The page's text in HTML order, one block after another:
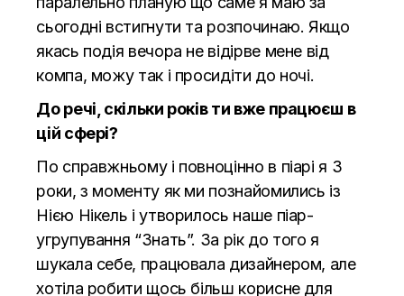
сьогодні встигнути та розпочинаю. Якщо
якась подія вечора не відірве мене від
компа, можу так і просидіти до ночі.
До речі, скільки років ти вже працюєш в
цій сфері?
По справжньому і повноцінно в піарі я 3
роки, з моменту як ми познайомились із
Нією Нікель і утворилось наше піар-
угрупування “Знать”. За рік до того я
шукала себе, працювала дизайнером, але
хотіла робити щось більш корисне для